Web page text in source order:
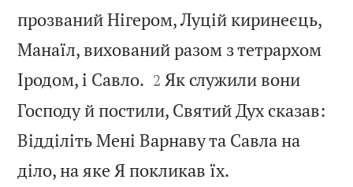
прозваний Нігером, Луцій киринеєць,
Манаїл, вихований разом з тетрархом
Іродом, і Савло. 

2 Як служили вони
Господу й постили, Святий Дух сказав:
Відділіть Мені Варнаву та Савла на
діло, на яке Я покликав їх.